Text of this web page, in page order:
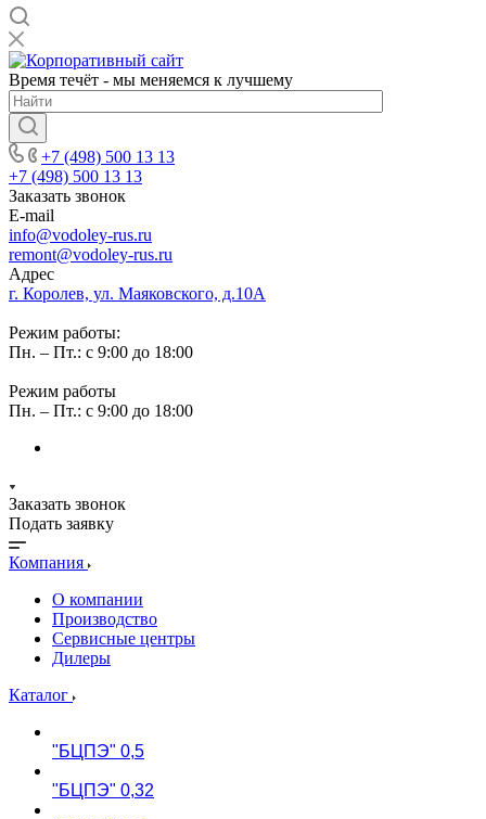
Время течёт - мы меняемся к лучшему
+7 (498) 500 13 13
+7 (498) 500 13 13
Заказать звонок
E-mail
info@vodoley-rus.ru
remont@vodoley-rus.ru
Адрес
г. Королев, ул. Маяковского, д.10А
Режим работы:
Пн. – Пт.: с 9:00 до 18:00
Режим работы
Пн. – Пт.: с 9:00 до 18:00
Заказать звонок
Подать заявку
Компания
О компании
Производство
Сервисные центры
Дилеры
Каталог
"БЦПЭ" 0,5
"БЦПЭ" 0,32